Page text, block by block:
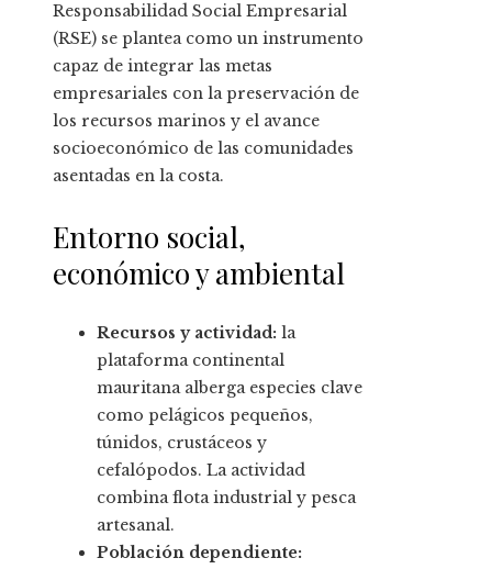
Responsabilidad Social Empresarial
(RSE) se plantea como un instrumento
capaz de integrar las metas
empresariales con la preservación de
los recursos marinos y el avance
socioeconómico de las comunidades
asentadas en la costa.
Entorno social,
económico y ambiental
Recursos y actividad: la
plataforma continental
mauritana alberga especies clave
como pelágicos pequeños,
túnidos, crustáceos y
cefalópodos. La actividad
combina flota industrial y pesca
artesanal.
Población dependiente: